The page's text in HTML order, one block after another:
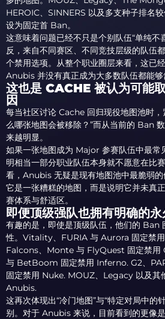
HEROIC、SINNERS 以及多支种子排名
设为固定首 Ban。
这意味着问题已经不只是个别队伍“单纯不
反，来自不同赛区、不同竞技层级的队伍
个禁用选项。从整个职业圈层来看，这已
Anubis 并没有真正成为大多数队伍都能够
这也是 CACHE 被认为可能
因
每当社区讨论 Cache 回归现役地图池时，
么哪张地图会被移除？”而从当前的 Ban
来越明显。
如果一张地图成为 Major 参赛队伍中最常
明相当一部分职业队伍本身就不愿意在比
看，Anubis 无疑是现有地图池中最脆弱
它是一张糟糕的地图，而是说明它并未真
赛体系与舒适区。
即便顶级强队也拥有明确的
有趣的是，即使是顶级队伍，他们的 Ban
性。Vitality、FURIA 与 Aurora 固定禁用
Falcons、Monte 与 FlyQuest 固定禁用
与 BetBoom 固定禁用 Inferno. G2、
固定禁用 Nuke. MOUZ、Legacy 以及其
Anubis.
这再次体现出“冷门地图”与“特定对局中的
别。对于 Anubis 来说，目前看到的更像